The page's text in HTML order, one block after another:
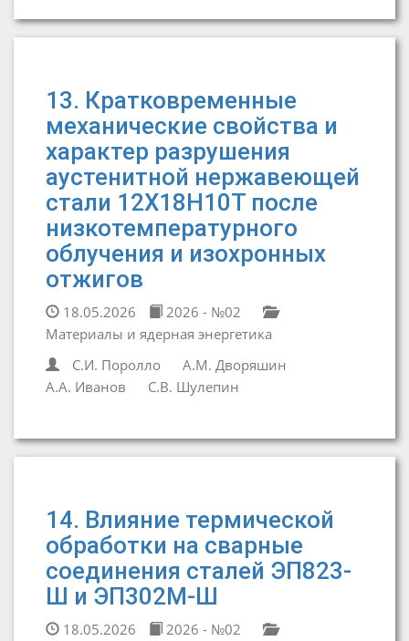
13. Кратковременные
механические свойства и
характер разрушения
аустенитной нержавеющей
стали 12Х18Н10Т после
низкотемпературного
облучения и изохронных
отжигов
18.05.2026
2026 - №02
Материалы и ядерная энергетика
С.И. Поролло
А.М. Дворяшин
А.А. Иванов
С.В. Шулепин
14. Влияние термической
обработки на сварные
соединения сталей ЭП823-
Ш и ЭП302М-Ш
18.05.2026
2026 - №02